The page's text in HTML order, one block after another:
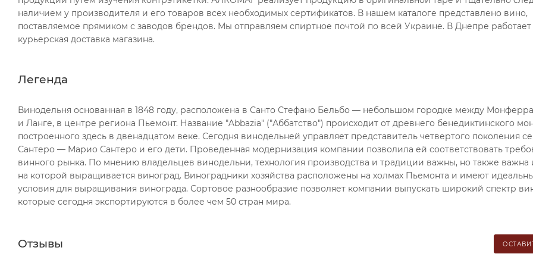
наличием у производителя и его товаров всех необходимых сертификатов. В нашем каталоге представлено вино,
поставляемое прямиком с заводов брендов. Мы отправляем спиртное почтой по всей Украине. В Днепре работает
курьерская доставка магазина.
Легенда
Винодельня основанная в 1848 году, расположена в Санто Стефано Бельбо — небольшом городке между
и Ланге, в центре региона Пьемонт. Название "Abbazia" ("Аббатство") происходит от древнего бенедиктинского
построенного здесь в двенадцатом веке. Сегодня винодельней управляет представитель четвертого поколения
Сантеро — Марио Сантеро и его дети. Проведенная модернизация компании позволила ей соответствовать
винного рынка. По мнению владельцев винодельни, технология производства и традиции важны, но также важна
на которой выращивается виноград. Виноградники хозяйства расположены на холмах Пьемонта и имеют
условия для выращивания винограда. Сортовое разнообразие позволяет компании выпускать широкий спектр
которые сегодня экспортируются в более чем 50 стран мира.
Отзывы